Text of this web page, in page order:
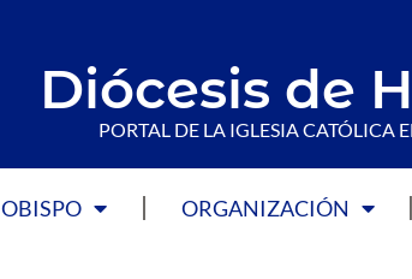
Diócesis de
PORTAL DE LA IGLESIA CATÓLICA
OBISPO ORGANIZACIÓN